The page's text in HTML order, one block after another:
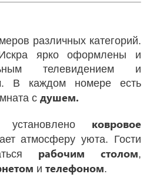
различных категорий.
ярко оформлены и
телевидением и
В каждом номере есть
с душем.
ковровое
атмосферу уюта. Гости
рабочим столом,
и телефоном.